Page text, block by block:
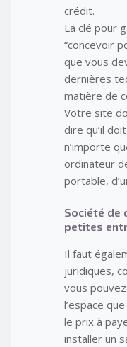
crédit.
La clé pour
“concevoir
que vous
dernières
matière de
Votre site
dire qu’il
n’importe
ordinateur
portable,
Société de
petites
Il faut
juridiques,
vous
l’espace
le prix à
installer un